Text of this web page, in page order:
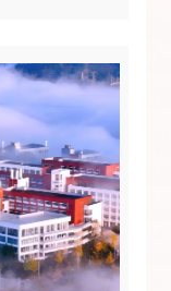
并观看了企业的宣
及技术成果。座谈
况。强调...